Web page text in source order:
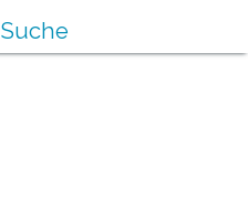
Suche